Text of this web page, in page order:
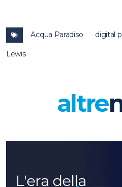
Acqua Paradiso digital
Lewis
altre